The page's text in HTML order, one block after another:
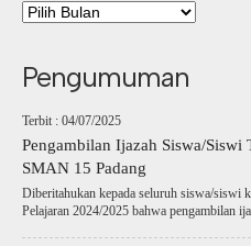
Pengumuman
Terbit : 04/07/2025
Pengambilan Ijazah Siswa/Siswi
SMAN 15 Padang
Diberitahukan kepada seluruh siswa/siswi
Pelajaran 2024/2025 bahwa pengambilan